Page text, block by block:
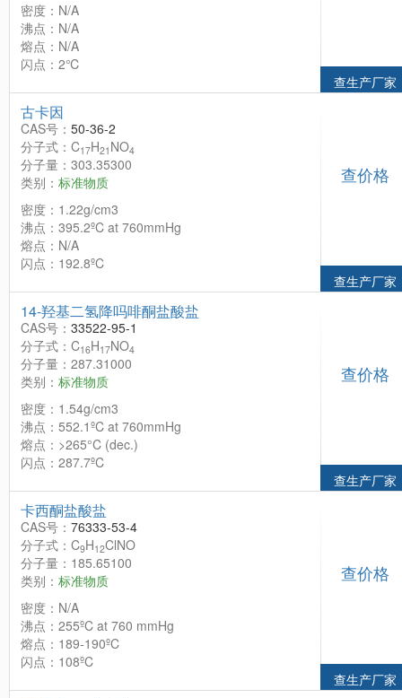
密度：N/A
沸点：N/A
熔点：N/A
闪点：2℃
查生产厂家
古卡因
CAS号： 50-36-2
分子式：C17H21 NO4
分子量：303.35300
类别： 标准物质
密度：1.22g/cm3
沸点：395.2ºC at 760mmHg
熔点：N/A
闪点：192.8ºC
查价格
查生产厂家
14-羟基二氢降吗啡酮盐酸盐
CAS号： 33522-95-1
分子式：C16H17NO4
分子量：287.31000
类别： 标准物质
密度：1.54g/cm3
沸点：552.1ºC at 760mmHg
熔点：>265°C (dec.)
闪点：287.7ºC
查价格
查生产厂家
卡西酮盐酸盐
CAS号： 76333-53-4
分子式：C9H12ClNO
分子量：185.65100
类别： 标准物质
密度：N/A
沸点：255ºC at 760 mmHg
熔点：189-190ºC
闪点：108ºC
查价格
查生产厂家